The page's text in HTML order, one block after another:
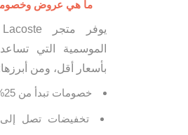
ما هي عروض وخصومات
الموسمية التي
بأسعار أقل، ومن
خصومات تبدأ من 25% على منتجات مختارة.